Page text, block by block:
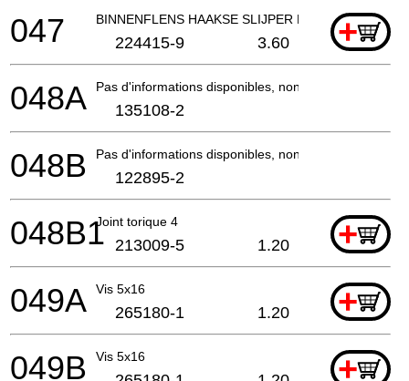
BINNENFLENS HAAKSE SLIJPER EN +
047 224415-9 3.60
Pas d'informations disponibles, non commandable
048A 135108-2
Pas d'informations disponibles, non commandable
048B 122895-2
Joint torique 4 +
048B1 213009-5 1.20
Vis 5x16 +
049A 265180-1 1.20
Vis 5x16 +
049B